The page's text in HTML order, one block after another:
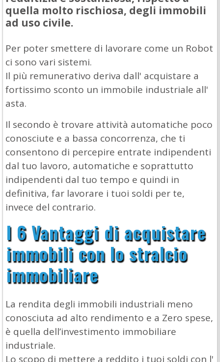
quella molto rischiosa, degli immobili
ad uso civile.
Per poter smettere di lavorare come un Robot
ci sono vari sistemi.
Il più remunerativo deriva dall' acquistare a
fortissimo sconto un immobile industriale all'
asta.
Il secondo è trovare attività automatiche poco
conosciute e a bassa concorrenza, che ti
consentono di percepire entrate indipendenti
dal tuo lavoro, automatiche e soprattutto
indipendenti dal tuo tempo e quindi in
definitiva, far lavorare i tuoi soldi per te,
invece del contrario.
I 6 Vantaggi di acquistare
immobili con lo stralcio
immobiliare
La rendita degli immobili industriali meno
conosciuta ad alto rendimento e a Zero spese,
è quella dell’investimento immobiliare
industriale.
Lo scopo di mettere a reddito i tuoi soldi con l'